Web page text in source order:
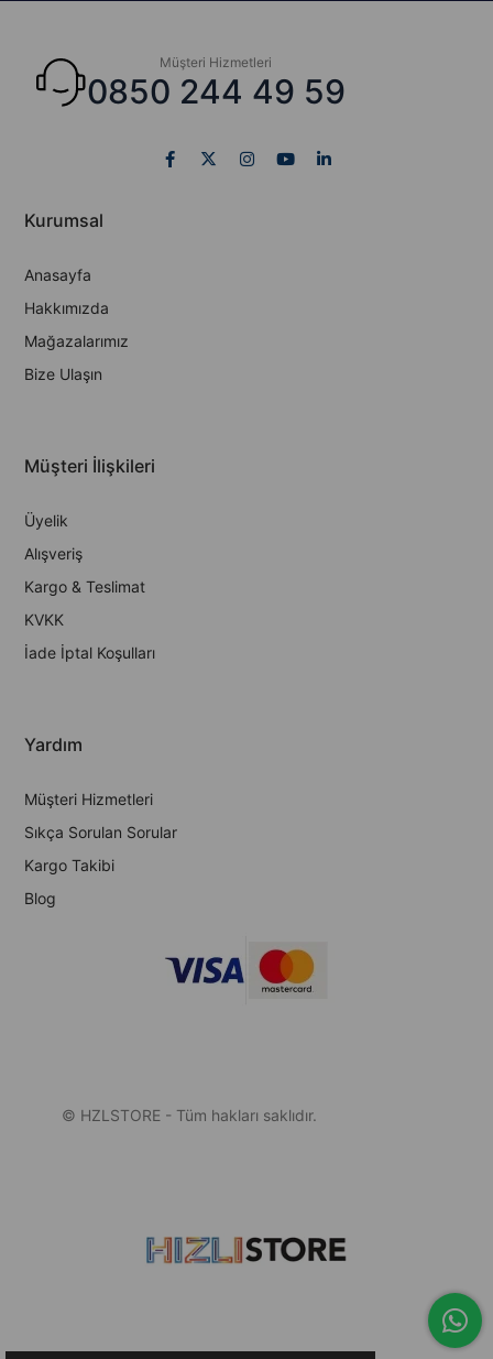
Müşteri Hizmetleri
0850 244 49 59
Kurumsal
Anasayfa
Hakkımızda
Mağazalarımız
Bize Ulaşın
Müşteri İlişkileri
Üyelik
Alışveriş
Kargo & Teslimat
KVKK
İade İptal Koşulları
Yardım
Müşteri Hizmetleri
Sıkça Sorulan Sorular
Kargo Takibi
Blog
© HZLSTORE - Tüm hakları saklıdır.